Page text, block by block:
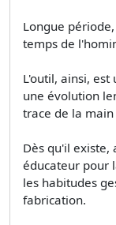
Longue
temps de
L'outil, ainsi,
une évolution
trace de la
Dès qu'il existe,
éducateur pour
les habitudes
fabrication.